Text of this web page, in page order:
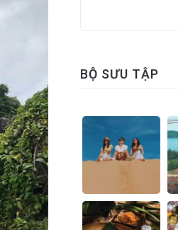
BỘ SƯU TẬP